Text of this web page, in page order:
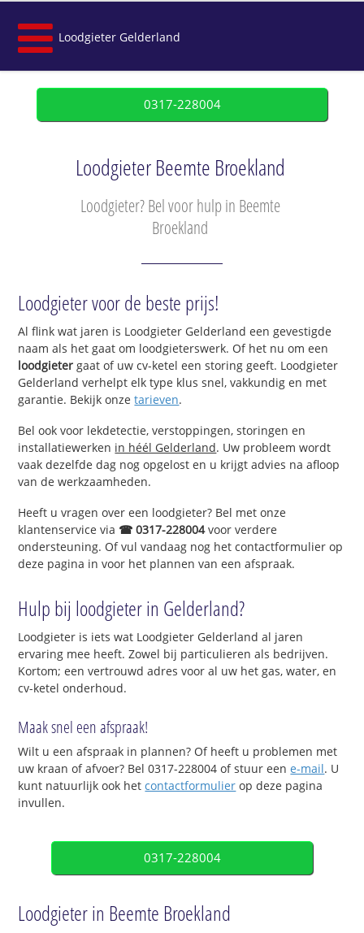
Loodgieter Gelderland
0317-228004
Loodgieter Beemte Broekland
Loodgieter? Bel voor hulp in Beemte
Broekland
Loodgieter voor de beste prijs!
Al flink wat jaren is Loodgieter Gelderland een gevestigde
naam als het gaat om loodgieterswerk. Of het nu om een
loodgieter gaat of uw cv-ketel een storing geeft. Loodgieter
Gelderland verhelpt elk type klus snel, vakkundig en met
garantie. Bekijk onzetarieven.
Bel ook voor lekdetectie, verstoppingen, storingen en
installatiewerken in héél Gelderland. Uw probleem wordt
vaak dezelfde dag nog opgelost en u krijgt advies na afloop
van de werkzaamheden.
Heeft u vragen over een loodgieter? Bel met onze
klantenservice via ☎ 0317-228004voor verdere
ondersteuning. Of vul vandaag nog het contactformulier op
deze pagina in voor het plannen van een afspraak.
Hulp bij loodgieter in Gelderland?
Loodgieter is iets wat Loodgieter Gelderland al jaren
ervaring mee heeft. Zowel bij particulieren als bedrijven.
Kortom; een vertrouwd adres voor al uw het gas, water, en
cv-ketel onderhoud.
Maak snel een afspraak!
Wilt u een afspraak in plannen? Of heeft u problemen met
uw kraan of afvoer? Bel 0317-228004 of stuur eene-mail. U
kunt natuurlijk ook hetcontactformulier op deze pagina
invullen.
0317-228004
Loodgieter in Beemte Broekland